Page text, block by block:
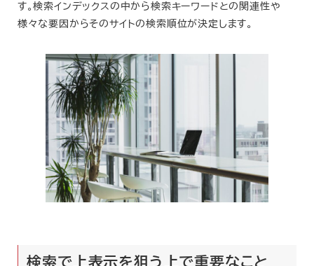
す。検索インデックスの中から検索キーワードとの関連性や
様々な要因からそのサイトの検索順位が決定します。
検索で上表示を狙う上で重要なこと